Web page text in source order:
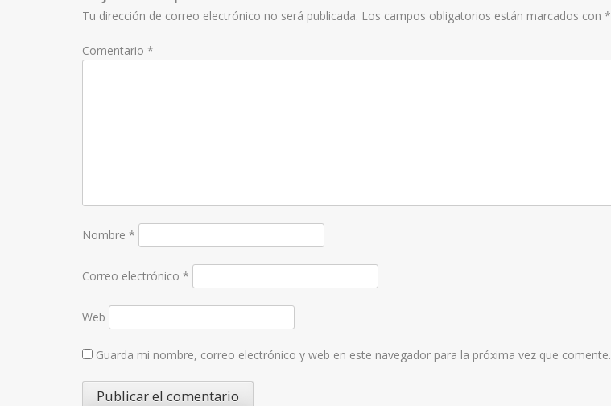
Tu dirección de correo electrónico no será publicada. Los campos obligatorios están marcados con *
Comentario *
Nombre *
Correo electrónico *
Web
Guarda mi nombre, correo electrónico y web en este navegador para la próxima vez que comente.